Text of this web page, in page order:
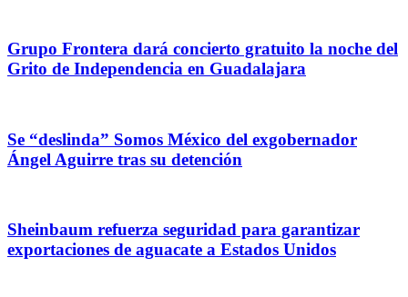
Grupo Frontera dará concierto gratuito la noche del
Grito de Independencia en Guadalajara
Se “deslinda” Somos México del exgobernador
Ángel Aguirre tras su detención
Sheinbaum refuerza seguridad para garantizar
exportaciones de aguacate a Estados Unidos